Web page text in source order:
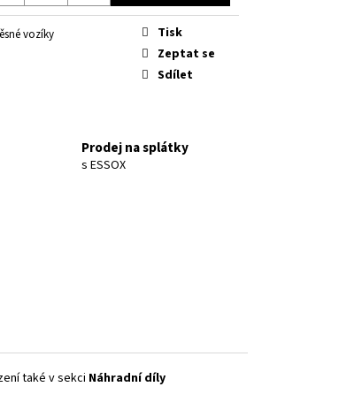
vozíky
Tisk
Zeptat se
Sdílet
Prodej na splátky
s ESSOX
také v sekci Náhradní díly